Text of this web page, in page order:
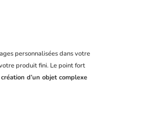
personnalisées dans votre
produit fini. Le point fort
d’un objet complexe